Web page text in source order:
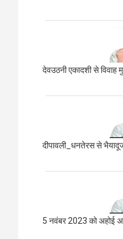
देवउठनी एकादशी से विवाह
दीपावली_धनतेरस से
5 नवंबर 2023 को अहोई